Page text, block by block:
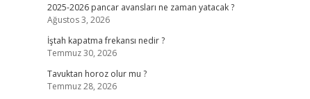
2025-2026 pancar avansları ne zaman yatacak ?
Ağustos 3, 2026
İştah kapatma frekansı nedir ?
Temmuz 30, 2026
Tavuktan horoz olur mu ?
Temmuz 28, 2026